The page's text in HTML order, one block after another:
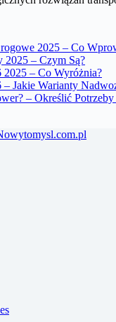
2025 – Co
2025 – Czym Są?
– Co Wyróżnia?
Jakie Warianty
– Określić